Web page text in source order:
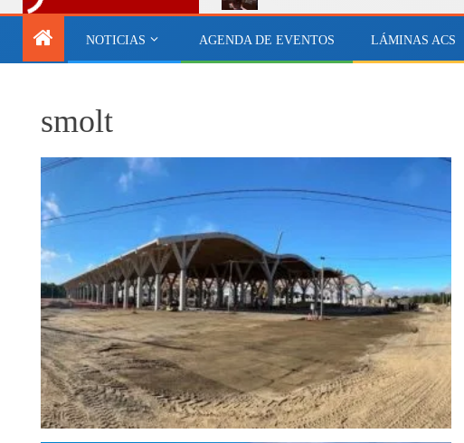
NOTICIAS AGENDA DE EVENTOS LÁMINAS ACS
smolt